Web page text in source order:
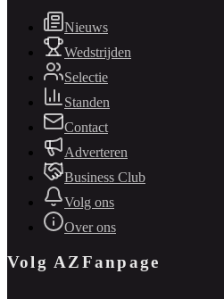
Nieuws
Wedstrijden
Selectie
Standen
Contact
Adverteren
Business Club
Volg ons
Over ons
Volg AZFanpage